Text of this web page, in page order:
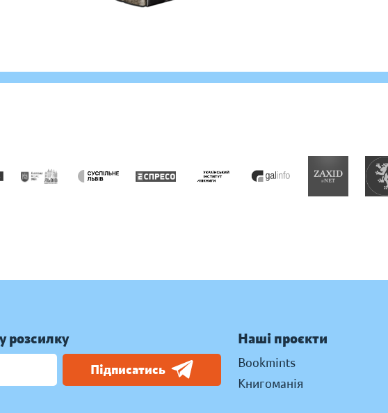
розсилку
Підписатись
Наші проєкти
Bookmints
Книгоманія